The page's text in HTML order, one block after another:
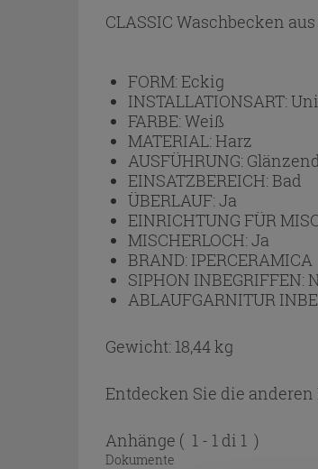
CLASSIC Waschbecken
FORM:Eckig
INSTALLATIONSART:
FARBE:Weiß
MATERIAL:Harz
AUSFÜHRUNG:
EINSATZBEREICH:Bad
ÜBERLAUF:Ja
EINRICHTUNG FÜR
MISCHERLOCH:Ja
BRAND: IPERCERAMICA
SIPHON INBEGRIFFEN:
ABLAUFGARNITUR
Gewicht: 18,44 kg
Entdecken Sie die
Anhänge ( 1 - 1 di 1 )
Dokumente